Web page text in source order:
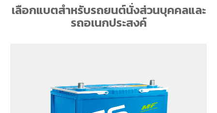
เลือกแบตสำหรับรถยนต์นั่งส่วนบุคคลและ
รถอเนกประสงค์